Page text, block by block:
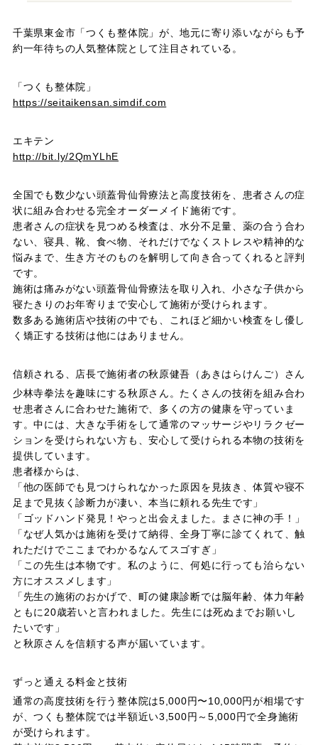
千葉県東金市「つくも整体院」が、地元に寄り添いながらも予
約一年待ちの人気整体院として注目されている。
「つくも整体院」
https://seitaikensan.simdif.com
エキテン
http://bit.ly/2QmYLhE
全国でも数少ない頭蓋骨仙骨療法と高度技術を、患者さんの症
状に組み合わせる完全オーダーメイド施術です。
患者さんの症状を見つめる検査は、水分不足量、薬の合う合わ
ない、寝具、靴、食べ物、それだけでなくストレスや精神的な
悩みまで、生き方そのものを解明して向き合ってくれると評判
です。
施術は痛みがない頭蓋骨仙骨療法を取り入れ、小さな子供から
寝たきりのお年寄りまで安心して施術が受けられます。
数多ある施術店や技術の中でも、これほど細かい検査をし優し
く矯正する技術は他にはありません。
信頼される、店長で施術者の秋原健吾（あきはらけんご）さん
少林寺拳法を趣味にする秋原さん。たくさんの技術を組み合わ
せ患者さんに合わせた施術で、多くの方の健康を守っていま
す。中には、大きな手術をして通常のマッサージやリラクゼー
ションを受けられない方も、安心して受けられる本物の技術を
提供しています。
患者様からは、
「他の医師でも見つけられなかった原因を見抜き、体質や寝不
足まで見抜く診断力が凄い、本当に頼れる先生です」
「ゴッドハンド発見！やっと出会えました。まさに神の手！」
「なぜ人気かは施術を受けて納得、全身丁寧に診てくれて、触
れただけでここまでわかるなんてスゴすぎ」
「この先生は本物です。私のように、何処に行っても治らない
方にオススメします」
「先生の施術のおかげで、町の健康診断では脳年齢、体力年齢
ともに20歳若いと言われました。先生には死ぬまでお願いし
たいです」
と秋原さんを信頼する声が届いています。
ずっと通える料金と技術
通常の高度技術を行う整体院は5,000円〜10,000円が相場です
が、つくも整体院では半額近い3,500円～5,000円で全身施術
が受けられます。